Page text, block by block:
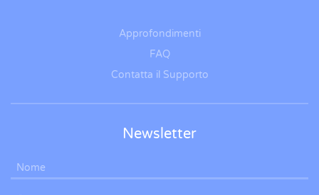
Approfondimenti
FAQ
Contatta il Supporto
Newsletter